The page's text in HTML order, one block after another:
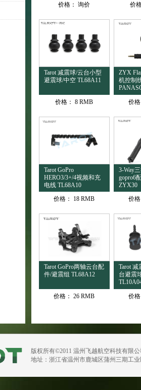
价格： 询价
价
Tarot 减震球/云台小型
避震球/中空 TL68A11
价格： 8 RMB
ZYX
机控制
价
Tarot GoPro
HERO3/3+/4视频和充
电线 TL68A10
价格：
18 RMB
3-Way
gopro6
ZYX30
价
Tarot GoPro两轴云台配
件/避震组 TL68A12
价格： 26 RMB
Tarot
台避震
价
版权所有©2011 温州飞越航空科技有限
地址：浙江省温州市鹿城区蒲州三期工业